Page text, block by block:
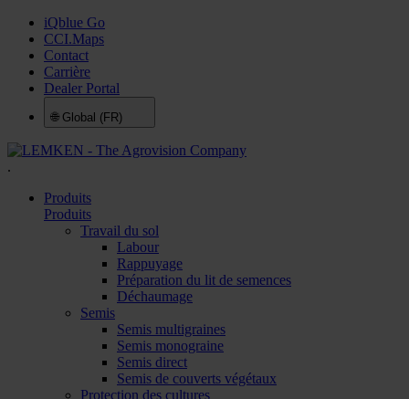
iQblue Go
CCI.Maps
Contact
Carrière
Dealer Portal
🌐 Global (FR)
.
Produits
Produits
Travail du sol
Labour
Rappuyage
Préparation du lit de semences
Déchaumage
Semis
Semis multigraines
Semis monograine
Semis direct
Semis de couverts végétaux
Protection des cultures